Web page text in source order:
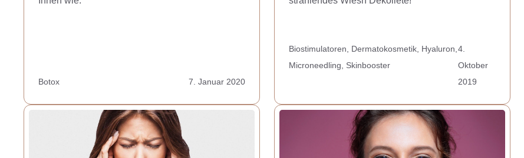
Botox 7. Januar 2020
Biostimulatoren, Dermatokosmetik, Hyaluron,
Microneedling, Skinbooster
4.
Oktober
2019